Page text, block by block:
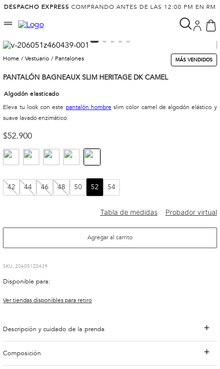
DESPACHO EXPRESS COMPRANDO ANTES DE LAS 12:00 PM EN RM
vestuario pantalones MÁS VENDIDOS
PANTALÓN BAGNEAUX SLIM HERITAGE DK CAMEL
Algodón elasticado
Eleva tu look con este pantalón hombre slim color camel de algodón elástico y
suave lavado enzimático.
$52.900
42 44 46 48 50 52 54
Agregar al carrito
:206051Z0439
Disponible para:
Ver tiendas disponibles para retiro
Descripción y cuidado de la prenda
Composición